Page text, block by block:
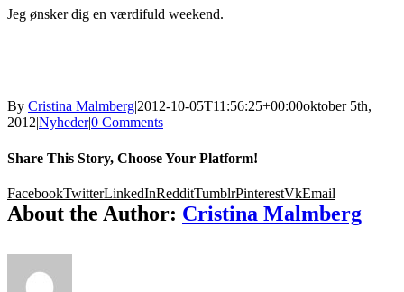
Jeg ønsker dig en værdifuld weekend.
By Cristina Malmberg|2012-10-05T11:56:25+00:00oktober 5th,
2012|Nyheder|0 Comments
Share This Story, Choose Your Platform!
FacebookTwitterLinkedInRedditTumblrPinterestVkEmail
About the Author: Cristina Malmberg